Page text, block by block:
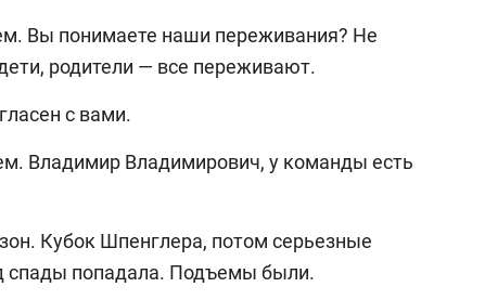
Вы понимаете наши переживания? Не
родители — все переживают.
с вами.
Владимир Владимирович, у команды есть
Кубок Шпенглера, потом серьезные
спады попадала. Подъемы были.
истории России:
Артамонова-Эстес –